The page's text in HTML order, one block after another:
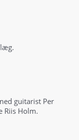
guitarist Per
Riis Holm.